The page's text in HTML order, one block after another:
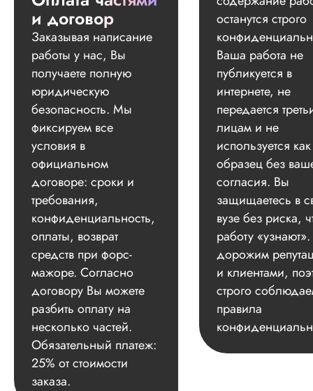
и договор
Заказывая написание
работы у нас, Вы
получаете полную
юридическую
безопасность. Мы
фиксируем все
условия в
официальном
договоре: сроки и
требования,
конфиденциальность,
оплаты, возврат
средств при форс-
мажоре. Согласно
договору Вы можете
разбить оплату на
несколько частей.
Обязательный платеж:
25% от стоимости
заказа.
останутся строго
Ваша работа не
публикуется в
интернете, не
передается
лицам и не
используется как
образец без
согласия. Вы
защищаетесь в
вузе без риска,
работу
дорожим
и клиентами,
строго
правила